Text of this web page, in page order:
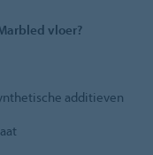
vloer?
additieven